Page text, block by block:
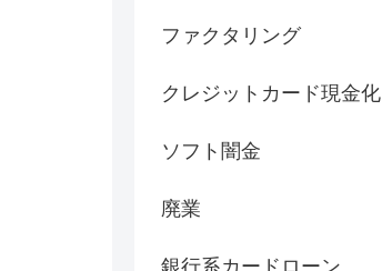
ファクタリング
クレジットカード現金化
ソフト闇金
廃業